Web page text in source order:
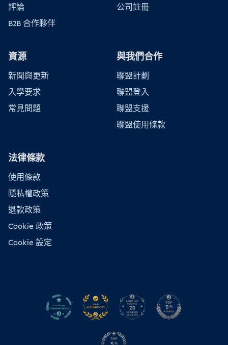
評論
B2B 合作夥伴
公司註冊
資源
新聞與更新
入學要求
常見問題
與我們合作
聯盟計劃
聯盟登入
聯盟支援
聯盟使用條款
法律條款
使用條款
隱私權政策
退款政策
Cookie 政策
Cookie 設定